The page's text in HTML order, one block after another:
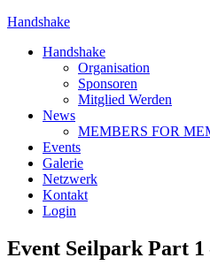
Handshake
Handshake
Organisation
Sponsoren
Mitglied Werden
News
MEMBERS FOR
Events
Galerie
Netzwerk
Kontakt
Login
Event Seilpark Part 1